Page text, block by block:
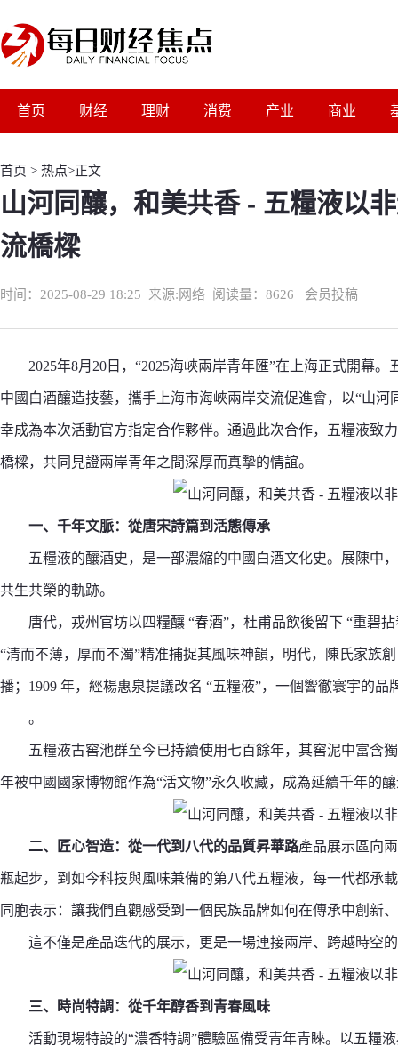
首页 财经 理财 消费 产业 商业
首页 > 热点>正文
山河同釀，和美共香 - 五糧液以
流橋樑
时间：2025-08-29 18:25 来源: 网络 阅读量：8626 会员投稿
2025年8月20日，“2025海峽兩岸青年匯”在上海正式開幕
中國白酒釀造技藝，攜手上海市海峽兩岸交流促進會，以“山
幸成為本次活動官方指定合作夥伴。通過此次合作，五糧液致
橋樑，共同見證兩岸青年之間深厚而真摯的情誼。
一、千年文脈：從唐宋詩篇到活態傳承
五糧液的釀酒史，是一部濃縮的中國白酒文化史。展陳中
共生共榮的軌跡。
唐代，戎州官坊以四糧釀 “春酒”，杜甫品飲後留下 “重碧
“清而不薄，厚而不濁”精准捕捉其風味神韻，明代，陳氏家族
播；1909 年，經楊惠泉提議改名 “五糧液”，一個響徹寰宇的品
。
五糧液古窖池群至今已持續使用七百餘年，其窖泥中富含
年被中國國家博物館作為“活文物”永久收藏，成為延續千年的
二、匠心智造：從一代到八代的品質昇華路產品展示區向
瓶起步，到如今科技與風味兼備的第八代五糧液，每一代都承
同胞表示：讓我們直觀感受到一個民族品牌如何在傳承中創新
這不僅是產品迭代的展示，更是一場連接兩岸、跨越時空
三、 時尚特調：從千年醇香到青春風味
活動現場特設的“濃香特調”體驗區備受青年青睞。以五糧